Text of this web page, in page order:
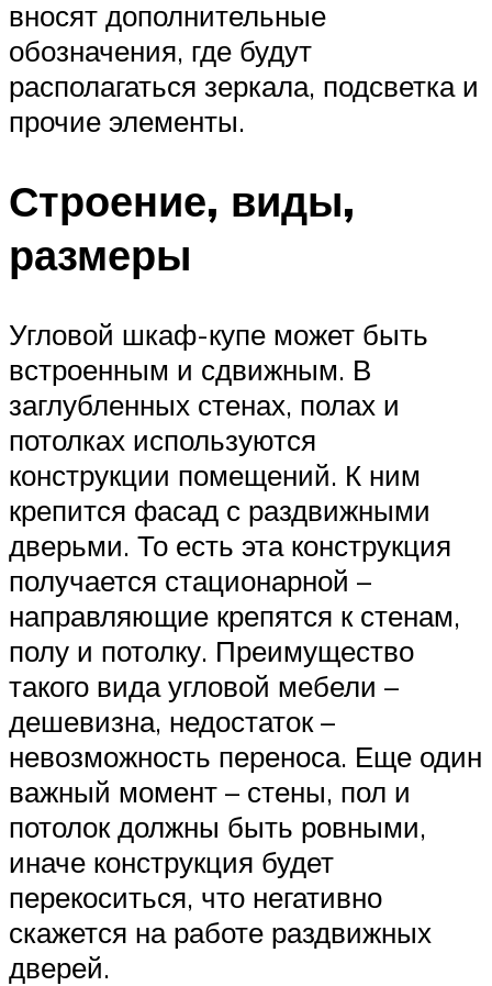
вносят дополнительные
обозначения, где будут
располагаться зеркала, подсветка и
прочие элементы.
Строение, виды,
размеры
Угловой шкаф-купе может быть
встроенным и сдвижным. В
заглубленных стенах, полах и
потолках используются
конструкции помещений. К ним
крепится фасад с раздвижными
дверьми. То есть эта конструкция
получается стационарной –
направляющие крепятся к стенам,
полу и потолку. Преимущество
такого вида угловой мебели –
дешевизна, недостаток –
невозможность переноса. Еще один
важный момент – стены, пол и
потолок должны быть ровными,
иначе конструкция будет
перекоситься, что негативно
скажется на работе раздвижных
дверей.